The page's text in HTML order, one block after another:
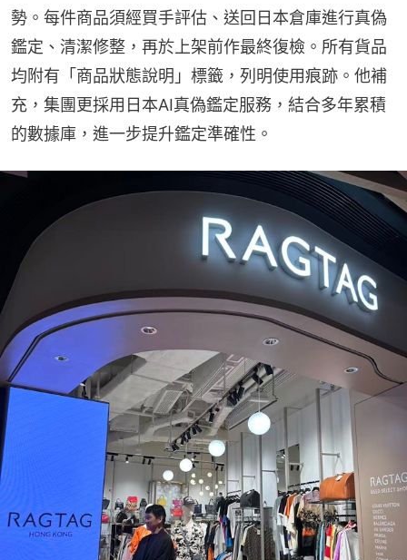
勢。每件商品須經買手評估、送回日本倉庫進行真偽
鑑定、清潔修整，再於上架前作最終復檢。所有貨品
均附有「商品狀態說明」標籤，列明使用痕跡。他補
充，集團更採用日本AI真偽鑑定服務，結合多年累積
的數據庫，進一步提升鑑定準確性。